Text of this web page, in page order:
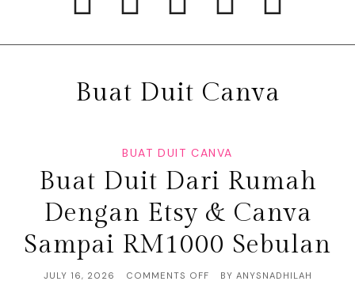
Buat Duit Canva
BUAT DUIT CANVA
Buat Duit Dari Rumah
Dengan Etsy & Canva
Sampai RM1000 Sebulan
JULY 16, 2026 COMMENTS OFF BY ANYSNADHILAH